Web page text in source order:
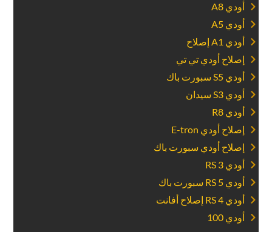
‏أودي A8‏
‏أودي A5‏
‏أودي A1 إصلاح‏
‏إصلاح أودي تي تي‏
‏أودي S5 سبورت باك‏
‏أودي S3 سيدان‏
‏أودي R8‏
‏إصلاح أودي E-tron‏
‏إصلاح أودي سبورت باك‏
‏أودي RS 3‏
‏أودي RS 5 سبورت باك‏
‏أودي RS 4 إصلاح أفانت‏
‏أودي 100‏